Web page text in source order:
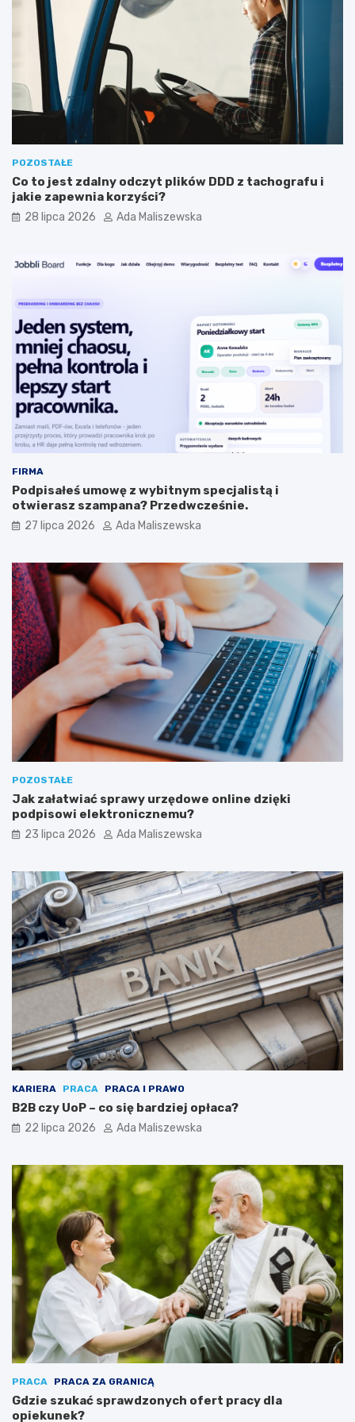
m
?
POZOSTAŁE
Co to jest zdalny odczyt plików DDD z tachografu i
jakie zapewnia korzyści?
28 lipca 2026 Ada Maliszewska
FIRMA
Podpisałeś umowę z wybitnym specjalistą i
otwierasz szampana? Przedwcześnie.
27 lipca 2026 Ada Maliszewska
POZOSTAŁE
Jak załatwiać sprawy urzędowe online dzięki
podpisowi elektronicznemu?
23 lipca 2026 Ada Maliszewska
KARIERA PRACA PRACA I PRAWO
B2B czy UoP – co się bardziej opłaca?
22 lipca 2026 Ada Maliszewska
PRACA PRACA ZA GRANICĄ
Gdzie szukać sprawdzonych ofert pracy dla
opiekunek?